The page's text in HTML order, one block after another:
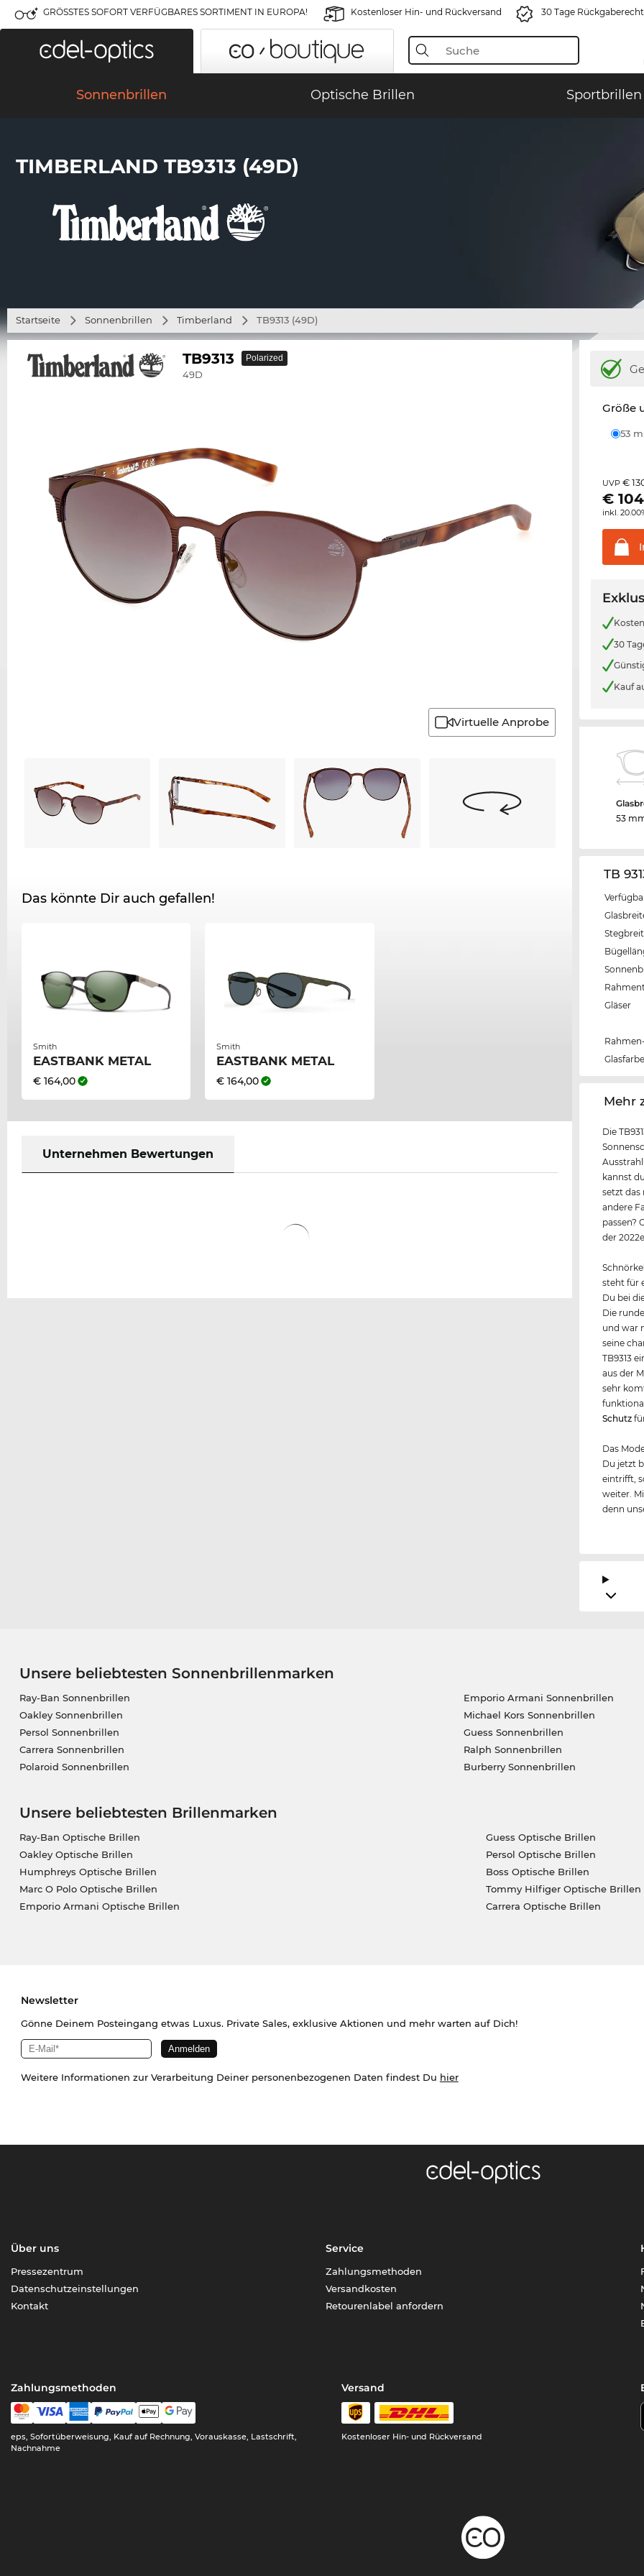
GRÖSSTES SOFORT VERFÜGBARES SORTIMENT IN EUROPA! Kostenloser Hin- und Rückversand 30 Tage Rückgaberecht
Sonnenbrillen Optische Brillen Sportbrillen
TIMBERLAND TB9313 (49D)
Startseite Sonnenbrillen Timberland TB9313 (49D)
TB9313
49D
Polarized
Virtuelle Anprobe
Das könnte Dir auch gefallen!
Smith
EASTBANK METAL
€ 164,00
Smith
EASTBANK METAL
€ 164,00
Unternehmen Bewertungen
Größe
53
UVP€
€
inkl.
30
Kauf
53
TB
Gläser
Glasfarbe
‌Mehr
Die
kannst
setzt das
andere
passen?
der
steht für
Du bei
Die
und war
seine
TB9313
aus der
sehr
Schutz
Das
Du jetzt
eintrifft,
weiter.
denn
Unsere beliebtesten Sonnenbrillenmarken
Ray-Ban Sonnenbrillen
Oakley Sonnenbrillen
Persol Sonnenbrillen
Carrera Sonnenbrillen
Polaroid Sonnenbrillen
Emporio Armani Sonnenbrillen
Michael Kors Sonnenbrillen
Guess Sonnenbrillen
Ralph Sonnenbrillen
Burberry Sonnenbrillen
Unsere beliebtesten Brillenmarken
Ray-Ban Optische Brillen
Oakley Optische Brillen
Humphreys Optische Brillen
Marc O Polo Optische Brillen
Emporio Armani Optische Brillen
Guess Optische Brillen
Persol Optische Brillen
Boss Optische Brillen
Tommy Hilfiger Optische Brillen
Carrera Optische Brillen
Newsletter
Gönne Deinem Posteingang etwas Luxus. Private Sales, exklusive Aktionen und mehr warten auf Dich!
Weitere Informationen zur Verarbeitung Deiner personenbezogenen Daten findest Du hier
Über uns
Pressezentrum
Datenschutzeinstellungen
Kontakt
Service
Zahlungsmethoden
Versandkosten
Retourenlabel anfordern
Zahlungsmethoden
eps, Sofortüberweisung, Kauf auf Rechnung, Vorauskasse, Lastschrift,
Nachnahme
Versand
Kostenloser Hin- und Rückversand